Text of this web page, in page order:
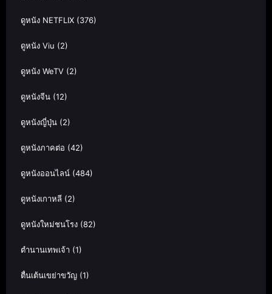
ดูหนัง NETFLIX (376)
ดูหนัง Viu (2)
ดูหนัง WeTV (2)
ดูหนังจีน (12)
ดูหนังญี่ปุ่น (2)
ดูหนังภาคต่อ (42)
ดูหนังออนไลน์ (484)
ดูหนังเกาหลี (2)
ดูหนังใหม่ชนโรง (82)
ตำนานเทพเจ้า (1)
ตื่นเต้นเขย่าขวัญ (1)